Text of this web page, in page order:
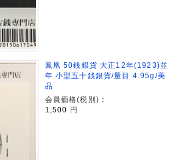
鳳凰 50銭銀貨 大正12年(1923)並
年 小型五十銭銀貨/量目 4.95g/美
品
会員価格(税別)：
1,500 円